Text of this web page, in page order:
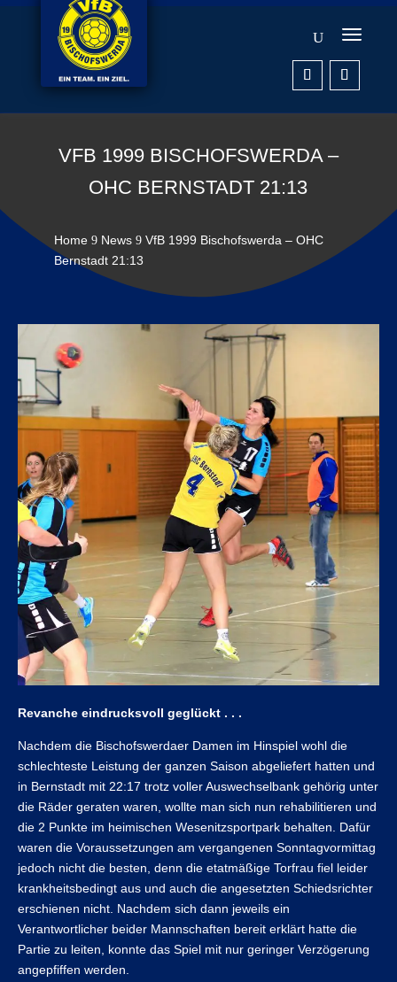
VFB 1999 BISCHOFSWERDA –
OHC BERNSTADT 21:13
Home 9 News 9 VfB 1999 Bischofswerda – OHC
Bernstadt 21:13
Revanche eindrucksvoll geglückt . . .
Nachdem die Bischofswerdaer Damen im Hinspiel wohl die
schlechteste Leistung der ganzen Saison abgeliefert hatten und
in Bernstadt mit 22:17 trotz voller Auswechselbank gehörig unter
die Räder geraten waren, wollte man sich nun rehabilitieren und
die 2 Punkte im heimischen Wesenitzsportpark behalten. Dafür
waren die Voraussetzungen am vergangenen Sonntagvormittag
jedoch nicht die besten, denn die etatmäßige Torfrau fiel leider
krankheitsbedingt aus und auch die angesetzten Schiedsrichter
erschienen nicht. Nachdem sich dann jeweils ein
Verantwortlicher beider Mannschaften bereit erklärt hatte die
Partie zu leiten, konnte das Spiel mit nur geringer Verzögerung
angepfiffen werden.